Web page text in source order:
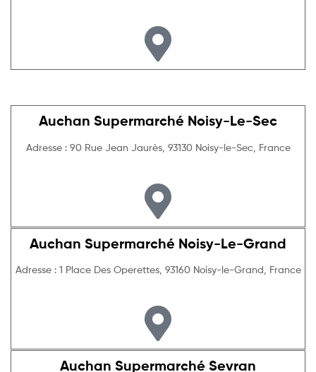
Auchan Supermarché Noisy-Le-Sec
Adresse : 90 Rue Jean Jaurès, 93130 Noisy-le-Sec, France
Auchan Supermarché Noisy-Le-Grand
Adresse : 1 Place Des Operettes, 93160 Noisy-le-Grand, France
Auchan Supermarché Sevran